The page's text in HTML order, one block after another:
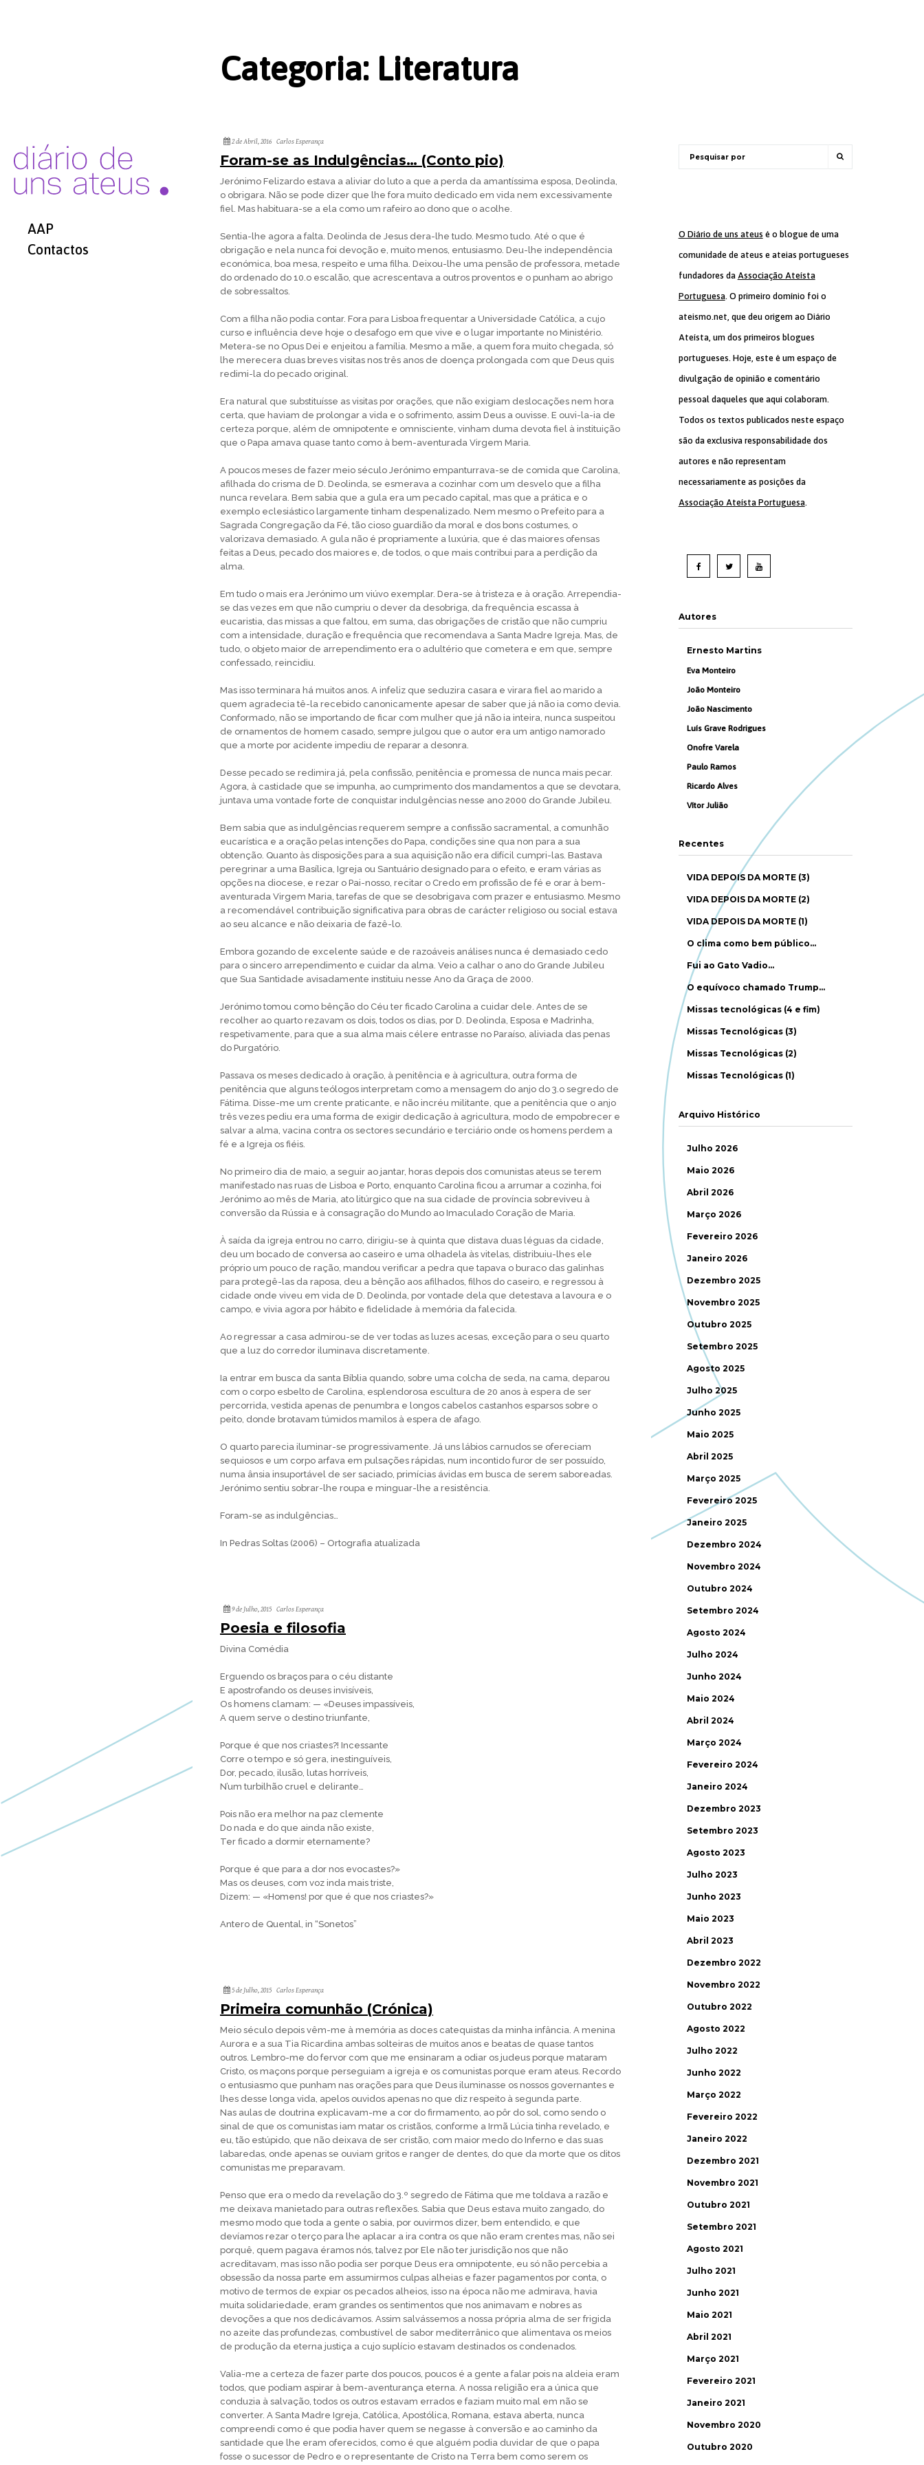
AAP
Contactos
Categoria: Literatura
2 de Abril, 2016 Carlos Esperança
Foram-se as Indulgências… (Conto pio)
Jerónimo Felizardo estava a aliviar do luto a que a perda da amantíssima esposa, Deolinda,
o obrigara. Não se pode dizer que lhe fora muito dedicado em vida nem excessivamente
fiel. Mas habituara-se a ela como um rafeiro ao dono que o acolhe.
Sentia-lhe agora a falta. Deolinda de Jesus dera-lhe tudo. Mesmo tudo. Até o que é
obrigação e nela nunca foi devoção e, muito menos, entusiasmo. Deu-lhe independência
económica, boa mesa, respeito e uma filha. Deixou-lhe uma pensão de professora, metade
do ordenado do 10.o escalão, que acrescentava a outros proventos e o punham ao abrigo
de sobressaltos.
Com a filha não podia contar. Fora para Lisboa frequentar a Universidade Católica, a cujo
curso e influência deve hoje o desafogo em que vive e o lugar importante no Ministério.
Metera-se no Opus Dei e enjeitou a família. Mesmo a mãe, a quem fora muito chegada, só
lhe merecera duas breves visitas nos três anos de doença prolongada com que Deus quis
redimi-la do pecado original.
Era natural que substituísse as visitas por orações, que não exigiam deslocações nem hora
certa, que haviam de prolongar a vida e o sofrimento, assim Deus a ouvisse. E ouvi-la-ia de
certeza porque, além de omnipotente e omnisciente, vinham duma devota fiel à instituição
que o Papa amava quase tanto como à bem-aventurada Virgem Maria.
A poucos meses de fazer meio século Jerónimo empanturrava-se de comida que Carolina,
afilhada do crisma de D. Deolinda, se esmerava a cozinhar com um desvelo que a filha
nunca revelara. Bem sabia que a gula era um pecado capital, mas que a prática e o
exemplo eclesiástico largamente tinham despenalizado. Nem mesmo o Prefeito para a
Sagrada Congregação da Fé, tão cioso guardião da moral e dos bons costumes, o
valorizava demasiado. A gula não é propriamente a luxúria, que é das maiores ofensas
feitas a Deus, pecado dos maiores e, de todos, o que mais contribui para a perdição da
alma.
Em tudo o mais era Jerónimo um viúvo exemplar. Dera-se à tristeza e à oração. Arrependia-
se das vezes em que não cumpriu o dever da desobriga, da frequência escassa à
eucaristia, das missas a que faltou, em suma, das obrigações de cristão que não cumpriu
com a intensidade, duração e frequência que recomendava a Santa Madre Igreja. Mas, de
tudo, o objeto maior de arrependimento era o adultério que cometera e em que, sempre
confessado, reincidiu.
Mas isso terminara há muitos anos. A infeliz que seduzira casara e virara fiel ao marido a
quem agradecia tê-la recebido canonicamente apesar de saber que já não ia como devia.
Conformado, não se importando de ficar com mulher que já não ia inteira, nunca suspeitou
de ornamentos de homem casado, sempre julgou que o autor era um antigo namorado
que a morte por acidente impediu de reparar a desonra.
Desse pecado se redimira já, pela confissão, penitência e promessa de nunca mais pecar.
Agora, à castidade que se impunha, ao cumprimento dos mandamentos a que se devotara,
juntava uma vontade forte de conquistar indulgências nesse ano 2000 do Grande Jubileu.
Bem sabia que as indulgências requerem sempre a confissão sacramental, a comunhão
eucarística e a oração pelas intenções do Papa, condições sine qua non para a sua
obtenção. Quanto às disposições para a sua aquisição não era difícil cumpri-las. Bastava
peregrinar a uma Basílica, Igreja ou Santuário designado para o efeito, e eram várias as
opções na diocese, e rezar o Pai-nosso, recitar o Credo em profissão de fé e orar à bem-
aventurada Virgem Maria, tarefas de que se desobrigava com prazer e entusiasmo. Mesmo
a recomendável contribuição significativa para obras de carácter religioso ou social estava
ao seu alcance e não deixaria de fazê-lo.
Embora gozando de excelente saúde e de razoáveis análises nunca é demasiado cedo
para o sincero arrependimento e cuidar da alma. Veio a calhar o ano do Grande Jubileu
que Sua Santidade avisadamente instituiu nesse Ano da Graça de 2000.
Jerónimo tomou como bênção do Céu ter ficado Carolina a cuidar dele. Antes de se
recolher ao quarto rezavam os dois, todos os dias, por D. Deolinda, Esposa e Madrinha,
respetivamente, para que a sua alma mais célere entrasse no Paraíso, aliviada das penas
do Purgatório.
Passava os meses dedicado à oração, à penitência e à agricultura, outra forma de
penitência que alguns teólogos interpretam como a mensagem do anjo do 3.o segredo de
Fátima. Disse-me um crente praticante, e não incréu militante, que a penitência que o anjo
três vezes pediu era uma forma de exigir dedicação à agricultura, modo de empobrecer e
salvar a alma, vacina contra os sectores secundário e terciário onde os homens perdem a
fé e a Igreja os fiéis.
No primeiro dia de maio, a seguir ao jantar, horas depois dos comunistas ateus se terem
manifestado nas ruas de Lisboa e Porto, enquanto Carolina ficou a arrumar a cozinha, foi
Jerónimo ao mês de Maria, ato litúrgico que na sua cidade de província sobreviveu à
conversão da Rússia e à consagração do Mundo ao Imaculado Coração de Maria.
À saída da igreja entrou no carro, dirigiu-se à quinta que distava duas léguas da cidade,
deu um bocado de conversa ao caseiro e uma olhadela às vitelas, distribuiu-lhes ele
próprio um pouco de ração, mandou verificar a pedra que tapava o buraco das galinhas
para protegê-las da raposa, deu a bênção aos afilhados, filhos do caseiro, e regressou à
cidade onde viveu em vida de D. Deolinda, por vontade dela que detestava a lavoura e o
campo, e vivia agora por hábito e fidelidade à memória da falecida.
Ao regressar a casa admirou-se de ver todas as luzes acesas, exceção para o seu quarto
que a luz do corredor iluminava discretamente.
Ia entrar em busca da santa Bíblia quando, sobre uma colcha de seda, na cama, deparou
com o corpo esbelto de Carolina, esplendorosa escultura de 20 anos à espera de ser
percorrida, vestida apenas de penumbra e longos cabelos castanhos esparsos sobre o
peito, donde brotavam túmidos mamilos à espera de afago.
O quarto parecia iluminar-se progressivamente. Já uns lábios carnudos se ofereciam
sequiosos e um corpo arfava em pulsações rápidas, num incontido furor de ser possuído,
numa ânsia insuportável de ser saciado, primícias ávidas em busca de serem saboreadas.
Jerónimo sentiu sobrar-lhe roupa e minguar-lhe a resistência.
Foram-se as indulgências…
In Pedras Soltas (2006) – Ortografia atualizada
9 de Julho, 2015 Carlos Esperança
Poesia e filosofia
Divina Comédia
Erguendo os braços para o céu distante
E apostrofando os deuses invisíveis,
Os homens clamam: — «Deuses impassíveis,
A quem serve o destino triunfante,
Porque é que nos criastes?! Incessante
Corre o tempo e só gera, inestinguíveis,
Dor, pecado, ilusão, lutas horríveis,
N’um turbilhão cruel e delirante…
Pois não era melhor na paz clemente
Do nada e do que ainda não existe,
Ter ficado a dormir eternamente?
Porque é que para a dor nos evocastes?»
Mas os deuses, com voz inda mais triste,
Dizem: — «Homens! por que é que nos criastes?»
Antero de Quental, in “Sonetos”
5 de Julho, 2015 Carlos Esperança
Primeira comunhão (Crónica)
Meio século depois vêm-me à memória as doces catequistas da minha infância. A menina
Aurora e a sua Tia Ricardina ambas solteiras de muitos anos e beatas de quase tantos
outros. Lembro-me do fervor com que me ensinaram a odiar os judeus porque mataram
Cristo, os maçons porque perseguiam a igreja e os comunistas porque eram ateus. Recordo
o entusiasmo que punham nas orações para que Deus iluminasse os nossos governantes e
lhes desse longa vida, apelos ouvidos apenas no que diz respeito à segunda parte.
Nas aulas de doutrina explicavam-me a cor do firmamento, ao pôr do sol, como sendo o
sinal de que os comunistas iam matar os cristãos, conforme a Irmã Lúcia tinha revelado, e
eu, tão estúpido, que não deixava de ser cristão, com maior medo do Inferno e das suas
labaredas, onde apenas se ouviam gritos e ranger de dentes, do que da morte que os ditos
comunistas me preparavam.
Penso que era o medo da revelação do 3.º segredo de Fátima que me toldava a razão e
me deixava manietado para outras reflexões. Sabia que Deus estava muito zangado, do
mesmo modo que toda a gente o sabia, por ouvirmos dizer, bem entendido, e que
devíamos rezar o terço para lhe aplacar a ira contra os que não eram crentes mas, não sei
porquê, quem pagava éramos nós, talvez por Ele não ter jurisdição nos que não
acreditavam, mas isso não podia ser porque Deus era omnipotente, eu só não percebia a
obsessão da nossa parte em assumirmos culpas alheias e fazer pagamentos por conta, o
motivo de termos de expiar os pecados alheios, isso na época não me admirava, havia
muita solidariedade, eram grandes os sentimentos que nos animavam e nobres as
devoções a que nos dedicávamos. Assim salvássemos a nossa própria alma de ser frigida
no azeite das profundezas, combustível de sabor mediterrânico que alimentava os meios
de produção da eterna justiça a cujo suplício estavam destinados os condenados.
Valia-me a certeza de fazer parte dos poucos, poucos é a gente a falar pois na aldeia eram
todos, que podiam aspirar à bem-aventurança eterna. A nossa religião era a única que
conduzia à salvação, todos os outros estavam errados e faziam muito mal em não se
converter. A Santa Madre Igreja, Católica, Apostólica, Romana, estava aberta, nunca
compreendi como é que podia haver quem se negasse à conversão e ao caminho da
santidade que lhe eram oferecidos, como é que alguém podia duvidar de que o papa
fosse o sucessor de Pedro e o representante de Cristo na Terra bem como serem os
O Diário de uns ateus é o blogue de uma
comunidade de ateus e ateias portugueses
fundadores da Associação Ateísta
Portuguesa. O primeiro domínio foi o
ateismo.net, que deu origem ao Diário
Ateísta, um dos primeiros blogues
portugueses. Hoje, este é um espaço de
divulgação de opinião e comentário
pessoal daqueles que aqui colaboram.
Todos os textos publicados neste espaço
são da exclusiva responsabilidade dos
autores e não representam
necessariamente as posições da
Associação Ateísta Portuguesa.
Autores
Ernesto Martins
Eva Monteiro
João Monteiro
João Nascimento
Luís Grave Rodrigues
Onofre Varela
Paulo Ramos
Ricardo Alves
Vítor Julião
Recentes
VIDA DEPOIS DA MORTE (3)
VIDA DEPOIS DA MORTE (2)
VIDA DEPOIS DA MORTE (1)
O clima como bem público…
Fui ao Gato Vadio…
O equívoco chamado Trump…
Missas tecnológicas (4 e fim)
Missas Tecnológicas (3)
Missas Tecnológicas (2)
Missas Tecnológicas (1)
Arquivo Histórico
Julho 2026
Maio 2026
Abril 2026
Março 2026
Fevereiro 2026
Janeiro 2026
Dezembro 2025
Novembro 2025
Outubro 2025
Setembro 2025
Agosto 2025
Julho 2025
Junho 2025
Maio 2025
Abril 2025
Março 2025
Fevereiro 2025
Janeiro 2025
Dezembro 2024
Novembro 2024
Outubro 2024
Setembro 2024
Agosto 2024
Julho 2024
Junho 2024
Maio 2024
Abril 2024
Março 2024
Fevereiro 2024
Janeiro 2024
Dezembro 2023
Setembro 2023
Agosto 2023
Julho 2023
Junho 2023
Maio 2023
Abril 2023
Dezembro 2022
Novembro 2022
Outubro 2022
Agosto 2022
Julho 2022
Junho 2022
Março 2022
Fevereiro 2022
Janeiro 2022
Dezembro 2021
Novembro 2021
Outubro 2021
Setembro 2021
Agosto 2021
Julho 2021
Junho 2021
Maio 2021
Abril 2021
Março 2021
Fevereiro 2021
Janeiro 2021
Novembro 2020
Outubro 2020